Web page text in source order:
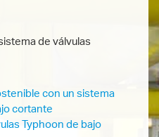
de válvulas
con un sistema
cortante
Typhoon de bajo